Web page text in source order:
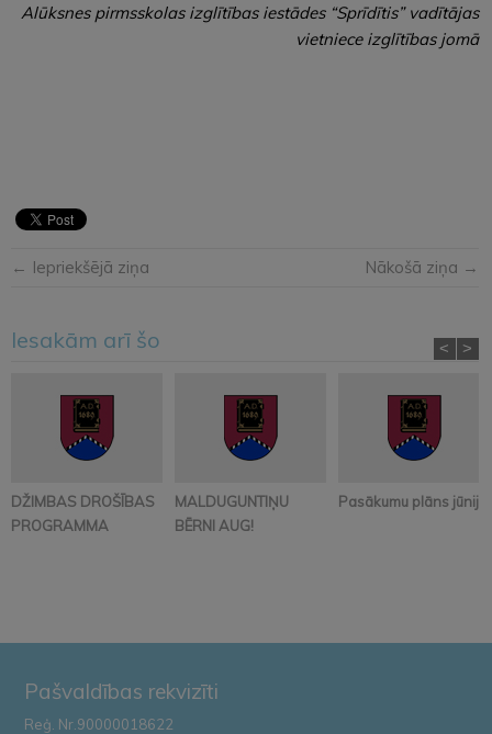
Alūksnes pirmsskolas izglītības iestādes “Sprīdītis” vadītājas
vietniece izglītības jomā
← Iepriekšējā ziņa Nākošā ziņa →
Iesakām arī šo
DŽIMBAS DROŠĪBAS
PROGRAMMA
MALDUGUNTIŅU
BĒRNI AUG!
Pasākumu plāns jūnijā
< >
Pašvaldības rekvizīti
Reģ. Nr.90000018622